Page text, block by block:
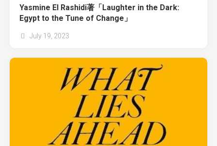
Yasmine El Rashidi著「Laughter in the Dark:
Egypt to the Tune of Change」
July 19, 2023